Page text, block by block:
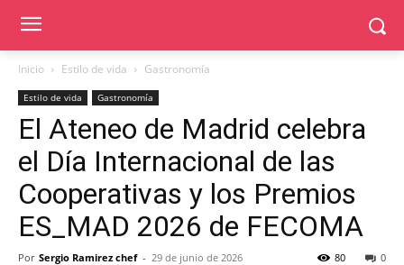
Inicio Estilo de vida Gastronomía
Estilo de vida Gastronomía
El Ateneo de Madrid celebra
el Día Internacional de las
Cooperativas y los Premios
ES_MAD 2026 de FECOMA
Por Sergio Ramirez chef - 29 de junio de 2026 0
80